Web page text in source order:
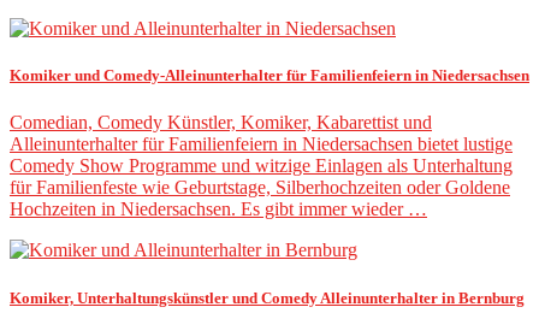
Komiker und Comedy-Alleinunterhalter für Familienfeiern in Niedersachsen
Comedian, Comedy Künstler, Komiker, Kabarettist und
Alleinunterhalter für Familienfeiern in Niedersachsen bietet lustige
Comedy Show Programme und witzige Einlagen als Unterhaltung
für Familienfeste wie Geburtstage, Silberhochzeiten oder Goldene
Hochzeiten in Niedersachsen. Es gibt immer wieder …
Komiker, Unterhaltungskünstler und Comedy Alleinunterhalter in Bernburg